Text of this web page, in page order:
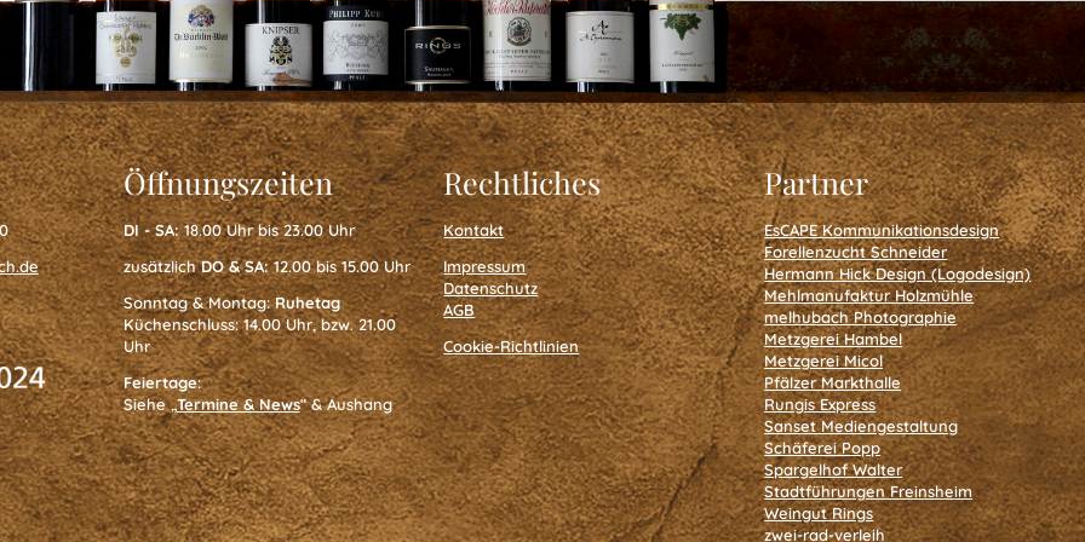
Öffnungszeiten
DI - SA:18.00 Uhr bis 23.00 Uhr
zusätzlichDO & SA:12.00 bis 15.00 Uhr
Sonntag & Montag:Ruhetag
Küchenschluss: 14.00 Uhr, bzw. 21.00
Uhr
Feiertage:
Siehe „Termine & News“ & Aushang
Rechtliches
Kontakt
Impressum
Datenschutz
AGB
Cookie-Richtlinien
Partner
EsCAPE Kommunikationsdesign
Forellenzucht Schneider
Hermann Hick Design (Logodesign)
Mehlmanufaktur Holzmühle
melhubach Photographie
Metzgerei Hambel
Metzgerei Micol
Pfälzer Markthalle
Rungis Express
Sanset Mediengestaltung
Schäferei Popp
Spargelhof Walter
Stadtführungen Freinsheim
Weingut Rings
zwei-rad-verleih